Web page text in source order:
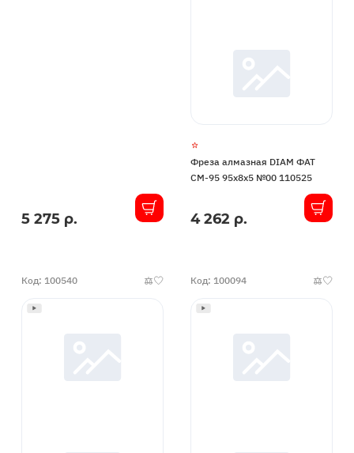
В
5 275 р.
Фреза алмазная DIAM ФАТ
СМ-95 95x8x5 №00 110525
В
4 262 р.
Код: 100540 Код: 100094